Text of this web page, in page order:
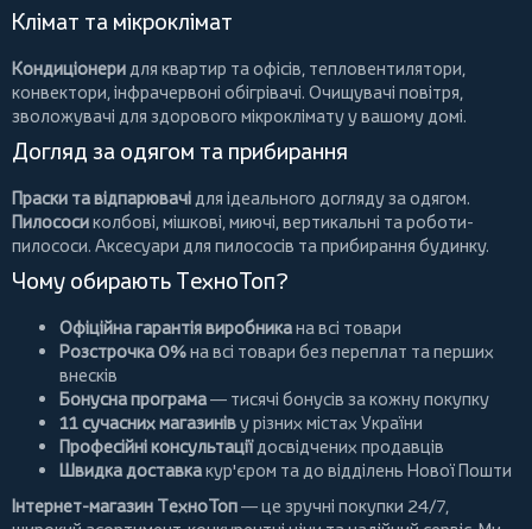
Клімат та мікроклімат
Кондиціонеридля квартир та офісів, тепловентилятори,
конвектори,інфрачервоні обігрівачі. Очищувачі повітря,
зволожувачі для здорового мікроклімату у вашому домі.
Догляд за одягом та прибирання
Праски та відпарювачідля ідеального догляду за одягом.
Пилососиколбові,мішкові,миючі,вертикальні тароботи-
пилососи. Аксесуари для пилососів та прибирання будинку.
Чому обирають ТехноТоп?
Офіційна гарантія виробникана всі товари
Розстрочка 0%на всі товари без переплат та перших
внесків
Бонусна програма— тисячі бонусів за кожну покупку
11 сучасних магазиніву різних містах України
Професійні консультаціїдосвідчених продавців
Швидка доставкакур'єром та до відділень Нової Пошти
Інтернет-магазин ТехноТоп— це зручні покупки 24/7,